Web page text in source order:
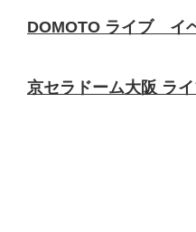
DOMOTO ライブ イ
京セラドーム大阪